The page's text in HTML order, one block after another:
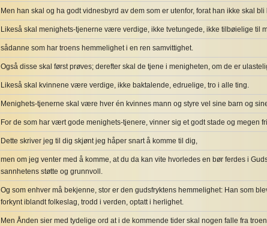
Men han skal og ha godt vidnesbyrd av dem som er utenfor, forat han ikke skal
Likeså skal menighets-tjenerne være verdige, ikke tvetungede, ikke tilbøielige til
sådanne som har troens hemmelighet i en ren samvittighet.
Også disse skal først prøves; derefter skal de tjene i menigheten, om de er
Likeså skal kvinnene være verdige, ikke baktalende, edruelige, tro i alle ting.
Menighets-tjenerne skal være hver én kvinnes mann og styre vel sine barn og
For de som har vært gode menighets-tjenere, vinner sig et godt stade og megen
Dette skriver jeg til dig skjønt jeg håper snart å komme til dig,
men om jeg venter med å komme, at du da kan vite hvorledes en bør ferdes i
sannhetens støtte og grunnvoll.
Og som enhver må bekjenne, stor er den gudsfryktens hemmelighet: Han som
forkynt iblandt folkeslag, trodd i verden, optatt i herlighet.
Men Ånden sier med tydelige ord at i de kommende tider skal nogen falle fra